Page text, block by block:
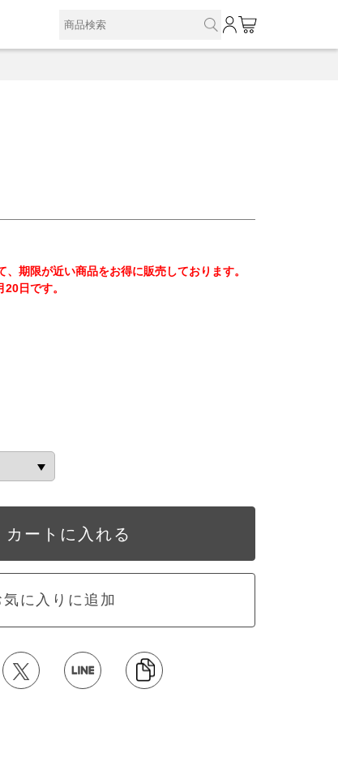
期限が近い商品をお得に販売しております。
日です。
カートに入れる
気に入りに追加